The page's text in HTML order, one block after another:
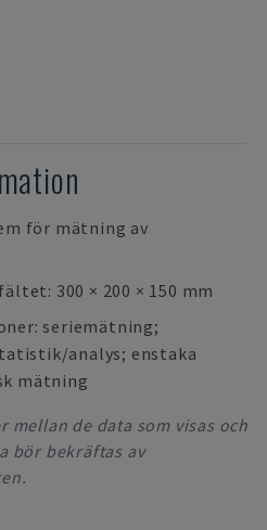
för mätning av
300 × 200 × 150 mm
seriemätning;
analys; enstaka
mätning
mellan de data som visas och
bör bekräftas av